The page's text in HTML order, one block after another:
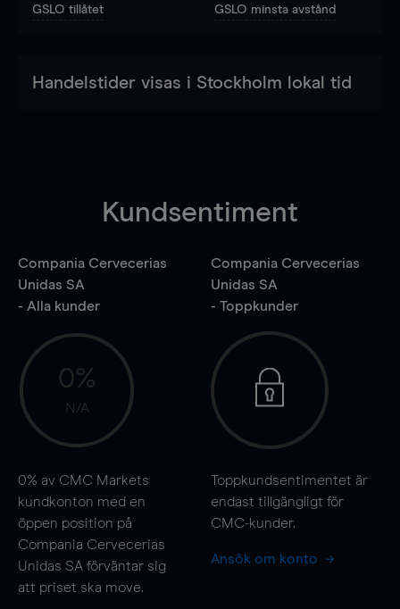
GSLO tillåtet GSLO minsta avstånd
Handelstider visas i Stockholm lokal tid
Kundsentiment
Compania Cervecerias
Unidas SA
- Alla kunder
0%
N/A
0% av CMC Markets
kundkonton med en
öppen position på
Compania Cervecerias
Unidas SA förväntar sig
att priset ska move.
Compania Cervecerias
Unidas SA
- Toppkunder
Toppkundsentimentet är
endast tillgängligt för
CMC-kunder.
Ansök om konto